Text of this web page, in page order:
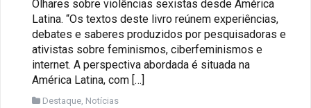
Olhares sobre violências sexistas desde América
Latina. “Os textos deste livro reúnem experiências,
debates e saberes produzidos por pesquisadoras e
ativistas sobre feminismos, ciberfeminismos e
internet. A perspectiva abordada é situada na
América Latina, com […]
Destaque, Notícias